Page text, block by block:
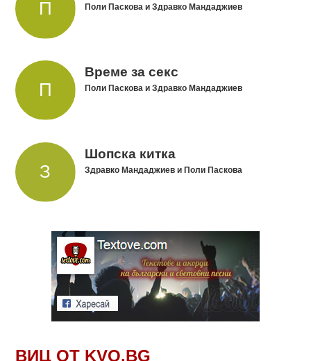
Поли Паскова и Здравко Мандаджиев
Време за секс
Поли Паскова и Здравко Мандаджиев
Шопска китка
Здравко Мандаджиев и Поли Паскова
ВИЦ ОТ KVO.BG